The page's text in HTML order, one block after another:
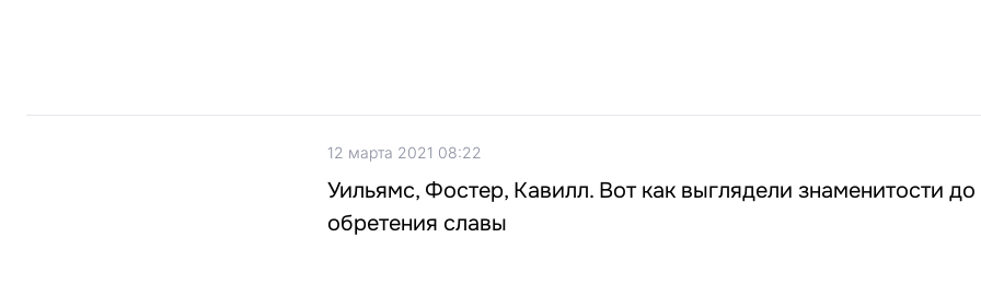
12 марта 2021 08:22
Уильямс, Фостер, Кавилл. Вот как выглядели знаменитости до
обретения славы